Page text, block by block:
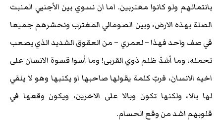
بانتمائهم ولو كانوا مغتربين. اما ان نسوي بين الأجنبي المنبت
الصلة بهذه الارض، وبين الصومالي المغترب ونحشرهم جميعا
في صف واحد فهذا – لعمري – من العقوق الشديد الذي يصعب
تحمله، وما أشدّ ظلم ذوي القربى! وما أسوا قسوة الانسان على
اخيه الانسان، فربّ كلمة يقولها صاحبها او يكتبها وهو لا يلقي
لها بالا، ولكنها تكون وبالا على الاخرين، ويكون وقعها في
قلوبهم اشد من وقع الحسام.